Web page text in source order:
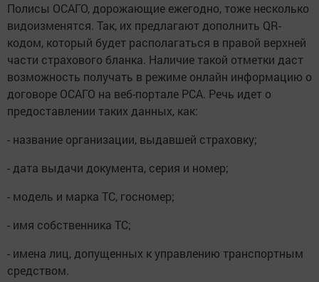
Полисы ОСАГО, дорожающие ежегодно, тоже несколько
видоизменятся. Так, их предлагают дополнить QR-
кодом, который будет располагаться в правой верхней
части страхового бланка. Наличие такой отметки даст
возможность получать в режиме онлайн информацию о
договоре ОСАГО на веб-портале РСА. Речь идет о
предоставлении таких данных, как:
- название организации, выдавшей страховку;
- дата выдачи документа, серия и номер;
- модель и марка ТС, госномер;
- имя собственника ТС;
- имена лиц, допущенных к управлению транспортным
средством.